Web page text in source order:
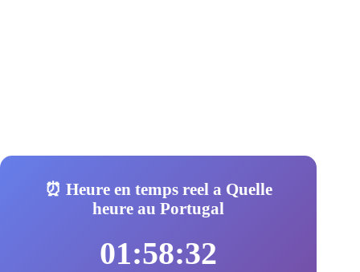
⏰ Heure en temps reel a Quelle
heure au Portugal
01:58:33